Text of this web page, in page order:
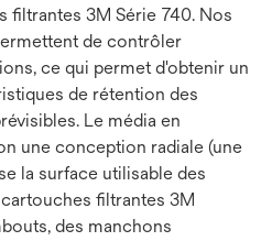
filtrantes 3M Série 740. Nos
de contrôler
ce qui permet d'obtenir un
de rétention des
Le média en
une conception radiale (une
la surface utilisable des
filtrantes 3M
des manchons